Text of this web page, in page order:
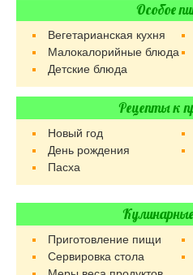
Особое
Вегетарианская кухня
Малокалорийные блюда
Детские блюда
Рецепты к
Новый год
День рождения
Пасха
Приготовление пищи
Сервировка стола